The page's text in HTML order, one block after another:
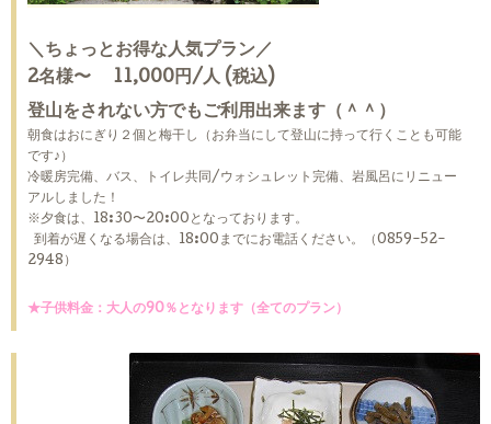
＼ちょっとお得な人気プラン／
2名様〜 11,000円/人 (税込)
登山をされない方でもご利用出来ます（＾＾）
朝食はおにぎり２個と梅干し（お弁当にして登山に持って行くことも可能
です♪）
冷暖房完備、バス、トイレ共同/ウォシュレット完備、岩風呂にリニュー
アルしました！
※夕食は、18:30〜20:00となっております。
到着が遅くなる場合は、18:00までにお電話ください。（0859-52-
2948）
★子供料金：大人の90％となります（全てのプラン）